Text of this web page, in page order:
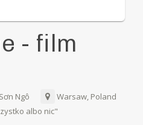
- film
Ngô
Warsaw, Poland
albo nic"